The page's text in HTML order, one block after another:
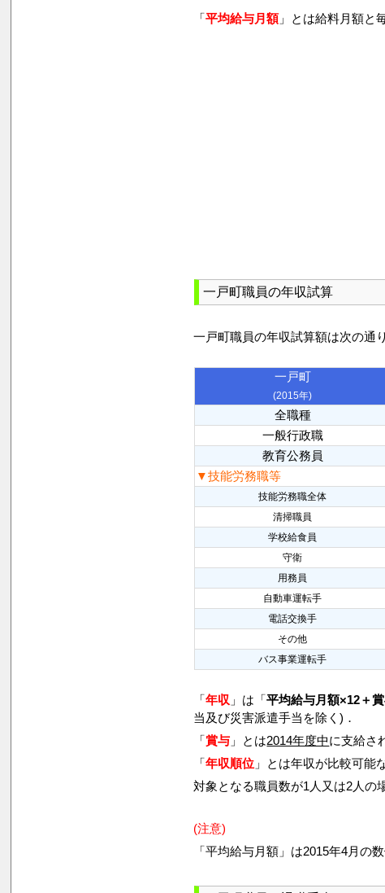
「平均給与月額」とは給料月額と
一戸町職員の年収試算
一戸町職員の年収試算額は次の通
一戸町
(2015年)
全職種
一般行政職
教育公務員
▼技能労務職等
技能労務職全体
清掃職員
学校給食員
守衛
用務員
自動車運転手
電話交換手
その他
バス事業運転手
「年収 」は「平均給与月額×12＋
当及び災害派遣手当を除く)．
「賞与 」とは2014年度中に支給さ
「年収順位 」とは年収が比較可能
対象となる職員数が1人又は2人の
(注意)
「平均給与月額」は2015年4月の